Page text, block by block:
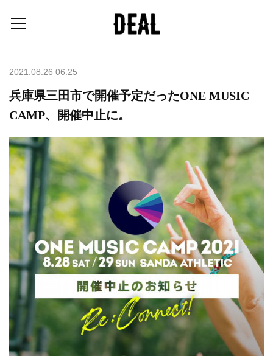
2021.08.26 06:25
兵庫県三田市で開催予定だったONE MUSIC
CAMP、開催中止に。